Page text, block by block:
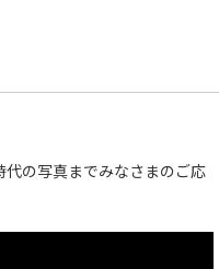
の写真までみなさまのご応